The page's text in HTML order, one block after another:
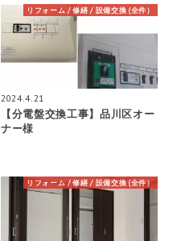
リフォーム / 修繕 / 設備交換 (全件）
2024.4.21
【分電盤交換工事】品川区オー
ナー様
リフォーム / 修繕 / 設備交換 (全件）